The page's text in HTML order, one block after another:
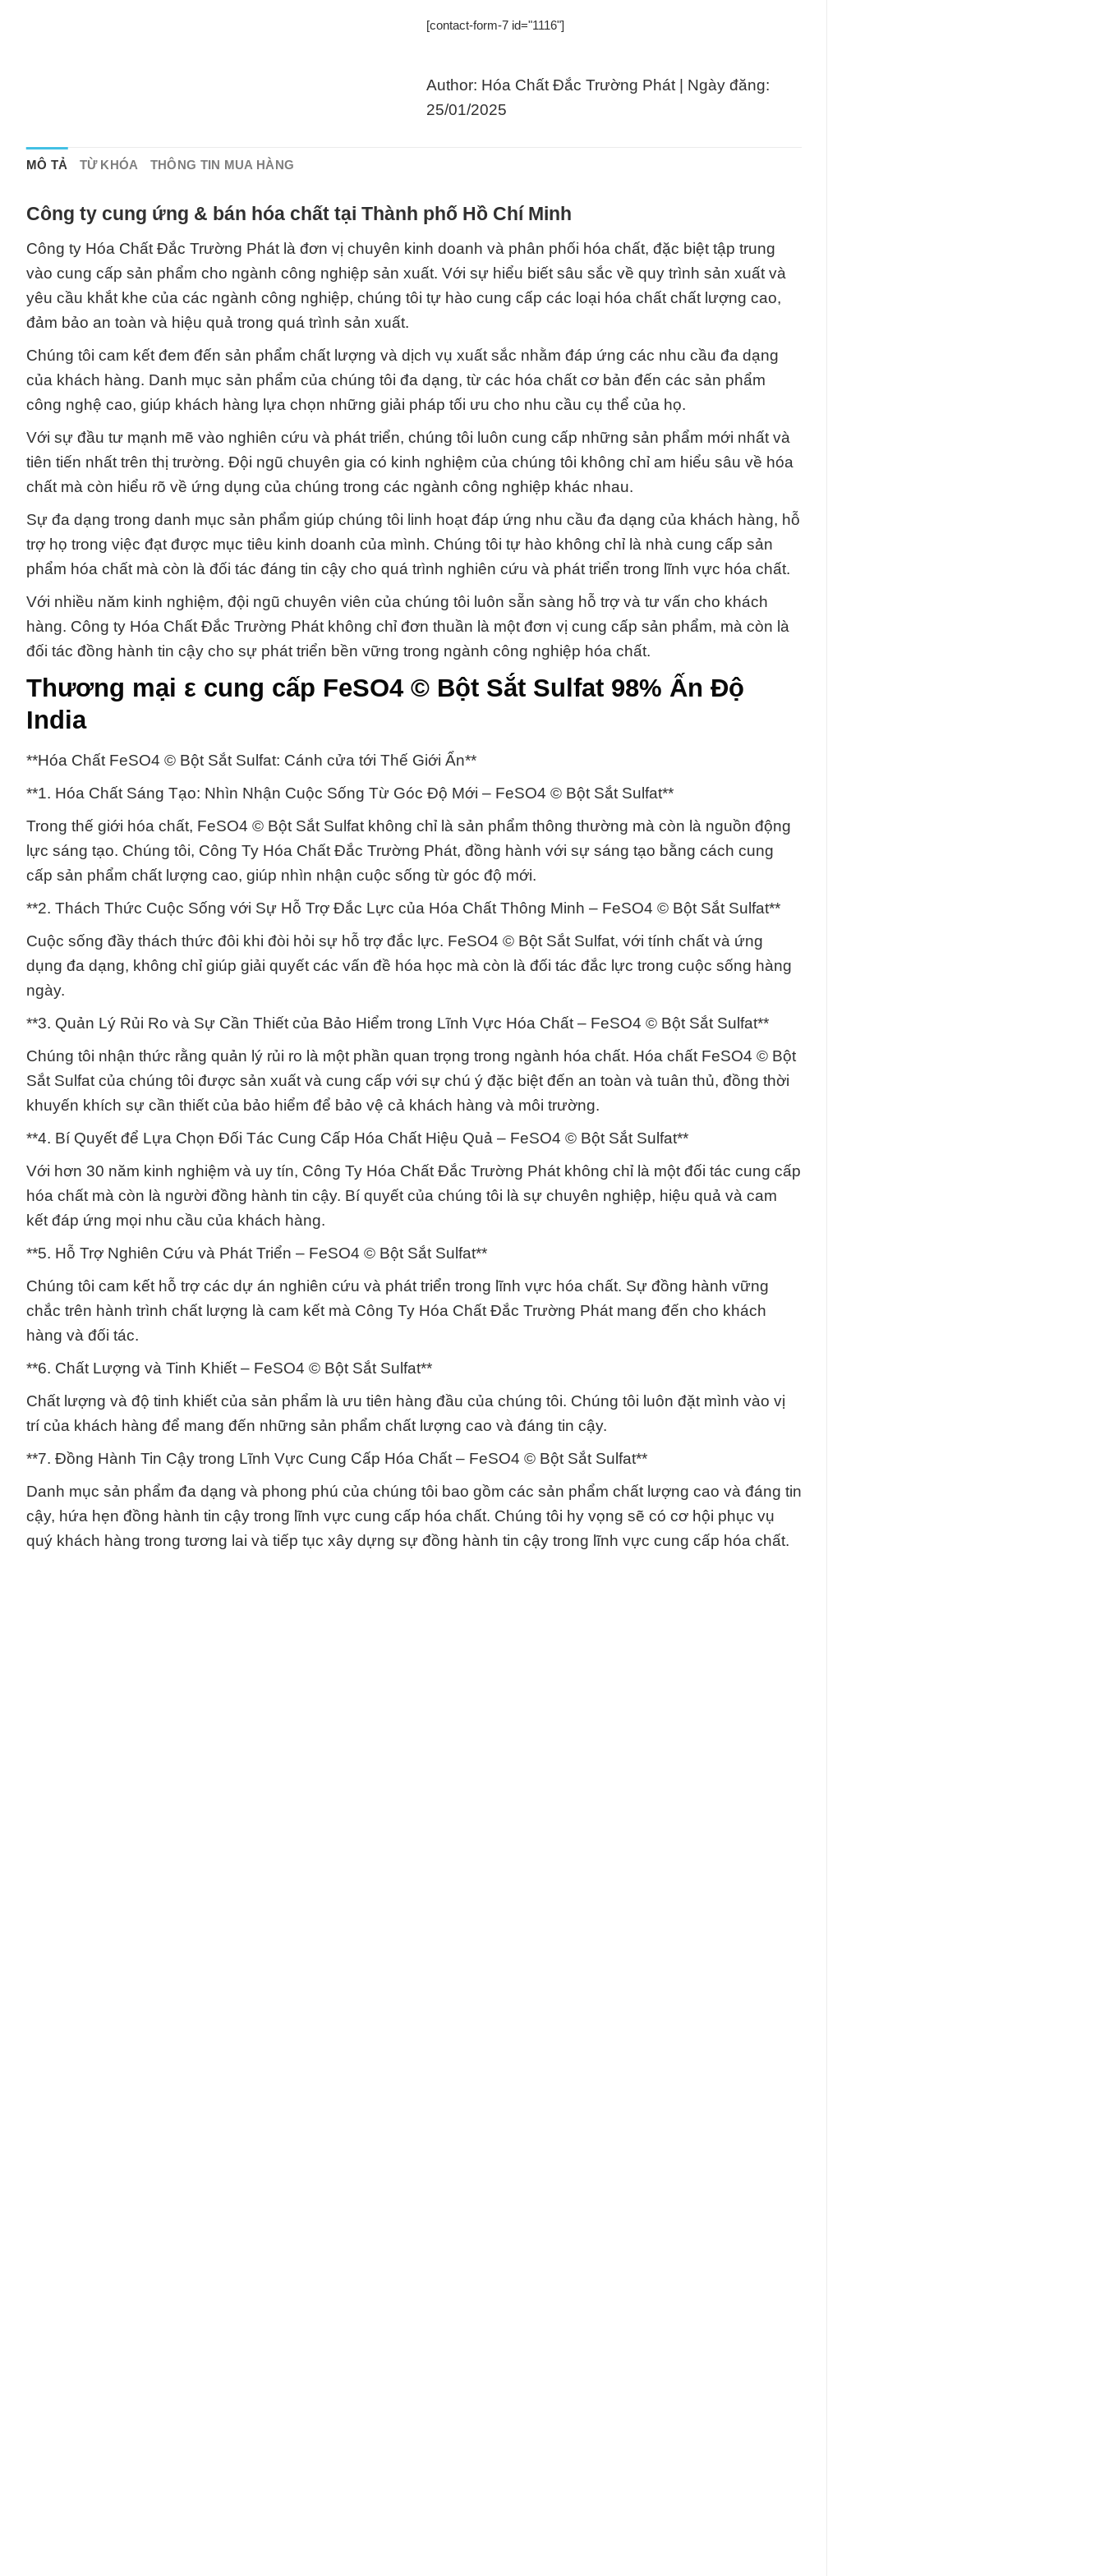
[contact-form-7 id="1116"]
Author: Hóa Chất Đắc Trường Phát | Ngày đăng:
25/01/2025
MÔ TẢ TỪ KHÓA THÔNG TIN MUA HÀNG
Công ty cung ứng & bán hóa chất tại Thành phố Hồ Chí Minh
Công ty Hóa Chất Đắc Trường Phát là đơn vị chuyên kinh doanh và phân phối hóa chất, đặc biệt tập trung
vào cung cấp sản phẩm cho ngành công nghiệp sản xuất. Với sự hiểu biết sâu sắc về quy trình sản xuất và
yêu cầu khắt khe của các ngành công nghiệp, chúng tôi tự hào cung cấp các loại hóa chất chất lượng cao,
đảm bảo an toàn và hiệu quả trong quá trình sản xuất.
Chúng tôi cam kết đem đến sản phẩm chất lượng và dịch vụ xuất sắc nhằm đáp ứng các nhu cầu đa dạng
của khách hàng. Danh mục sản phẩm của chúng tôi đa dạng, từ các hóa chất cơ bản đến các sản phẩm
công nghệ cao, giúp khách hàng lựa chọn những giải pháp tối ưu cho nhu cầu cụ thể của họ.
Với sự đầu tư mạnh mẽ vào nghiên cứu và phát triển, chúng tôi luôn cung cấp những sản phẩm mới nhất và
tiên tiến nhất trên thị trường. Đội ngũ chuyên gia có kinh nghiệm của chúng tôi không chỉ am hiểu sâu về hóa
chất mà còn hiểu rõ về ứng dụng của chúng trong các ngành công nghiệp khác nhau.
Sự đa dạng trong danh mục sản phẩm giúp chúng tôi linh hoạt đáp ứng nhu cầu đa dạng của khách hàng, hỗ
trợ họ trong việc đạt được mục tiêu kinh doanh của mình. Chúng tôi tự hào không chỉ là nhà cung cấp sản
phẩm hóa chất mà còn là đối tác đáng tin cậy cho quá trình nghiên cứu và phát triển trong lĩnh vực hóa chất.
Với nhiều năm kinh nghiệm, đội ngũ chuyên viên của chúng tôi luôn sẵn sàng hỗ trợ và tư vấn cho khách
hàng. Công ty Hóa Chất Đắc Trường Phát không chỉ đơn thuần là một đơn vị cung cấp sản phẩm, mà còn là
đối tác đồng hành tin cậy cho sự phát triển bền vững trong ngành công nghiệp hóa chất.
Thương mại ε cung cấp FeSO4 © Bột Sắt Sulfat 98% Ấn Độ
India
**Hóa Chất FeSO4 © Bột Sắt Sulfat: Cánh cửa tới Thế Giới Ẩn**
**1. Hóa Chất Sáng Tạo: Nhìn Nhận Cuộc Sống Từ Góc Độ Mới – FeSO4 © Bột Sắt Sulfat**
Trong thế giới hóa chất, FeSO4 © Bột Sắt Sulfat không chỉ là sản phẩm thông thường mà còn là nguồn động
lực sáng tạo. Chúng tôi, Công Ty Hóa Chất Đắc Trường Phát, đồng hành với sự sáng tạo bằng cách cung
cấp sản phẩm chất lượng cao, giúp nhìn nhận cuộc sống từ góc độ mới.
**2. Thách Thức Cuộc Sống với Sự Hỗ Trợ Đắc Lực của Hóa Chất Thông Minh – FeSO4 © Bột Sắt Sulfat**
Cuộc sống đầy thách thức đôi khi đòi hỏi sự hỗ trợ đắc lực. FeSO4 © Bột Sắt Sulfat, với tính chất và ứng
dụng đa dạng, không chỉ giúp giải quyết các vấn đề hóa học mà còn là đối tác đắc lực trong cuộc sống hàng
ngày.
**3. Quản Lý Rủi Ro và Sự Cần Thiết của Bảo Hiểm trong Lĩnh Vực Hóa Chất – FeSO4 © Bột Sắt Sulfat**
Chúng tôi nhận thức rằng quản lý rủi ro là một phần quan trọng trong ngành hóa chất. Hóa chất FeSO4 © Bột
Sắt Sulfat của chúng tôi được sản xuất và cung cấp với sự chú ý đặc biệt đến an toàn và tuân thủ, đồng thời
khuyến khích sự cần thiết của bảo hiểm để bảo vệ cả khách hàng và môi trường.
**4. Bí Quyết để Lựa Chọn Đối Tác Cung Cấp Hóa Chất Hiệu Quả – FeSO4 © Bột Sắt Sulfat**
Với hơn 30 năm kinh nghiệm và uy tín, Công Ty Hóa Chất Đắc Trường Phát không chỉ là một đối tác cung cấp
hóa chất mà còn là người đồng hành tin cậy. Bí quyết của chúng tôi là sự chuyên nghiệp, hiệu quả và cam
kết đáp ứng mọi nhu cầu của khách hàng.
**5. Hỗ Trợ Nghiên Cứu và Phát Triển – FeSO4 © Bột Sắt Sulfat**
Chúng tôi cam kết hỗ trợ các dự án nghiên cứu và phát triển trong lĩnh vực hóa chất. Sự đồng hành vững
chắc trên hành trình chất lượng là cam kết mà Công Ty Hóa Chất Đắc Trường Phát mang đến cho khách
hàng và đối tác.
**6. Chất Lượng và Tinh Khiết – FeSO4 © Bột Sắt Sulfat**
Chất lượng và độ tinh khiết của sản phẩm là ưu tiên hàng đầu của chúng tôi. Chúng tôi luôn đặt mình vào vị
trí của khách hàng để mang đến những sản phẩm chất lượng cao và đáng tin cậy.
**7. Đồng Hành Tin Cậy trong Lĩnh Vực Cung Cấp Hóa Chất – FeSO4 © Bột Sắt Sulfat**
Danh mục sản phẩm đa dạng và phong phú của chúng tôi bao gồm các sản phẩm chất lượng cao và đáng tin
cậy, hứa hẹn đồng hành tin cậy trong lĩnh vực cung cấp hóa chất. Chúng tôi hy vọng sẽ có cơ hội phục vụ
quý khách hàng trong tương lai và tiếp tục xây dựng sự đồng hành tin cậy trong lĩnh vực cung cấp hóa chất.